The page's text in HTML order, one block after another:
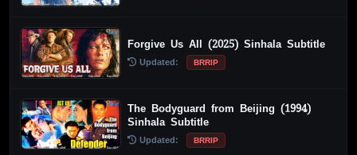
Forgive Us All (2025) Sinhala Subtitle
Updated: BRRIP
The Bodyguard from Beijing (1994)
Sinhala Subtitle
Updated: BRRIP